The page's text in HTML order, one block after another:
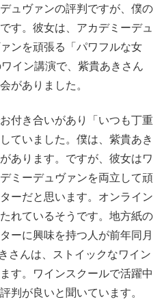
ュヴァンの評判ですが、僕の
す。彼女は、アカデミーデュ
ンを頑張る「パワフルな女
イン講演で、紫貴あきさん
がありました。
付き合いがあり「いつも丁重
ていました。僕は、紫貴あき
あります。ですが、彼女はワ
ミーデュヴァンを両立して頑
ーだと思います。オンライン
れているそうです。地方紙の
ーに興味を持つ人が前年同月
さんは、ストイックなワイン
す。ワインスクールで活躍中
判が良いと聞いています。